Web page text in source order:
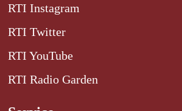
RTI Instagram
RTI Twitter
RTI YouTube
RTI Radio Garden